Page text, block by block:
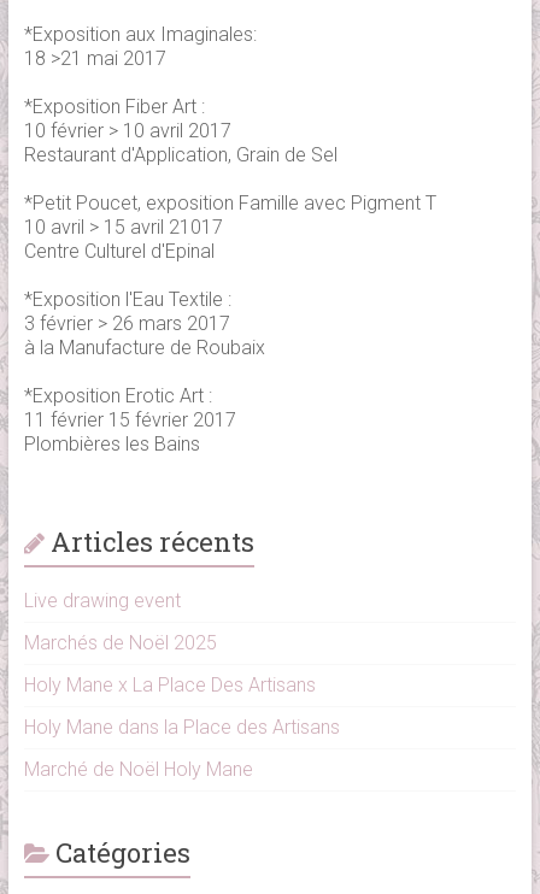
*Exposition aux Imaginales:
18 >21 mai 2017
*Exposition Fiber Art :
10 février > 10 avril 2017
Restaurant d'Application, Grain de Sel
*Petit Poucet, exposition Famille avec Pigment T
10 avril > 15 avril 21017
Centre Culturel d'Epinal
*Exposition l'Eau Textile :
3 février > 26 mars 2017
à la Manufacture de Roubaix
*Exposition Erotic Art :
11 février 15 février 2017
Plombières les Bains
Articles récents
Live drawing event
Marchés de Noël 2025
Holy Mane x La Place Des Artisans
Holy Mane dans la Place des Artisans
Marché de Noël Holy Mane
Catégories